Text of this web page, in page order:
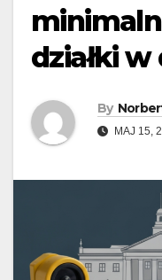
działki
By
MAJ 15,